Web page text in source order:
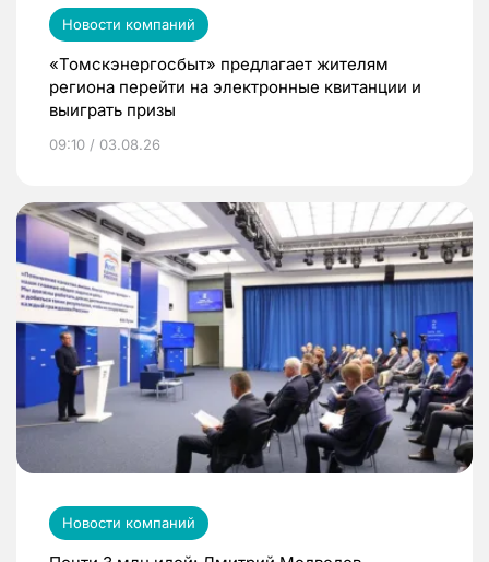
Новости компаний
«Томскэнергосбыт» предлагает жителям
региона перейти на электронные квитанции и
выиграть призы
09:10 / 03.08.26
Новости компаний